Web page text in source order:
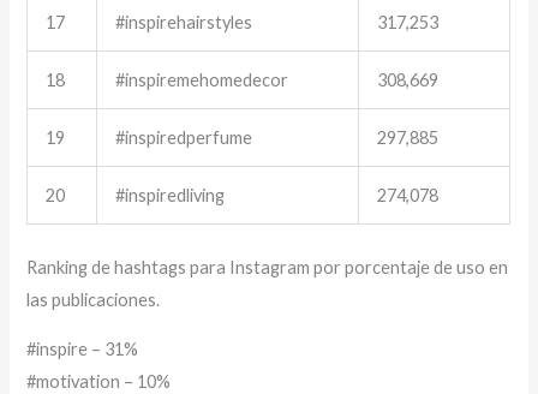
17 #inspirehairstyles 317,253
18 #inspiremehomedecor 308,669
19 #inspiredperfume 297,885
20 #inspiredliving 274,078
Ranking de hashtags para Instagram por porcentaje de uso en
las publicaciones.
#inspire – 31%
#motivation – 10%